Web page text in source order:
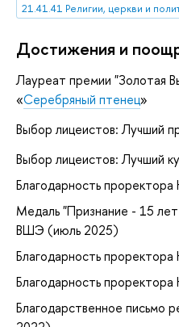
21.41.41 Религии, церкви и
Достижения и
Лауреат премии "Золотая
«Серебряный птенец»
Выбор лицеистов: Лучший
Выбор лицеистов: Лучший
Благодарность
Медаль "Признание - 15
ВШЭ (июль 2025)
Благодарность
Благодарность
Благодарственное